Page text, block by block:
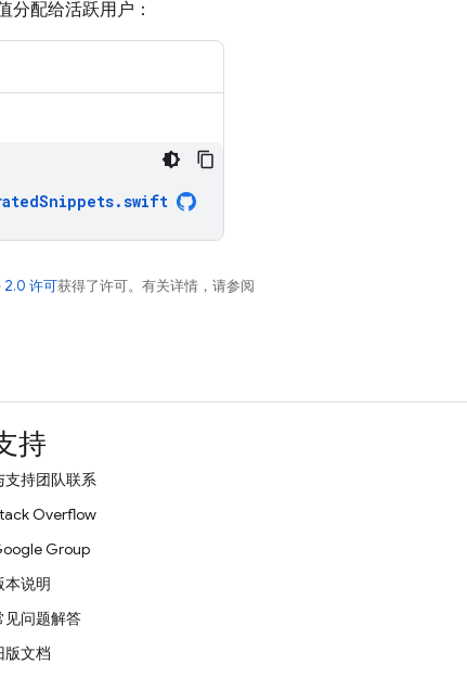
分配给活跃用户：
.swift
2.0 许可获得了许可。有关详情，请参阅
持
支持团队联系
Overflow
Group
本说明
见问题解答
版文档